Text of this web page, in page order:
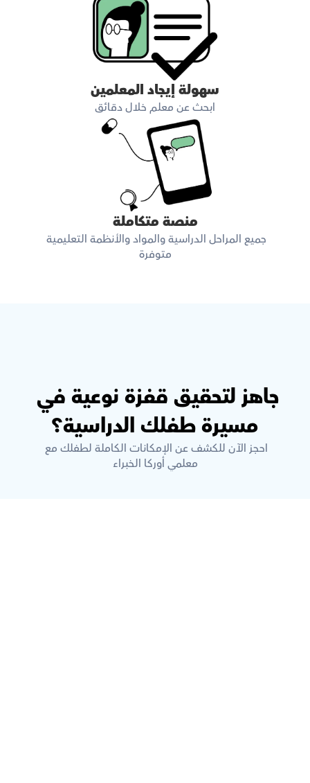
سهولة إيجاد المعلمين
ابحث عن معلم خلال دقائق
منصة متكاملة
متوفرة
مسيرة طفلك الدراسية؟
معلمي أوركا الخبراء